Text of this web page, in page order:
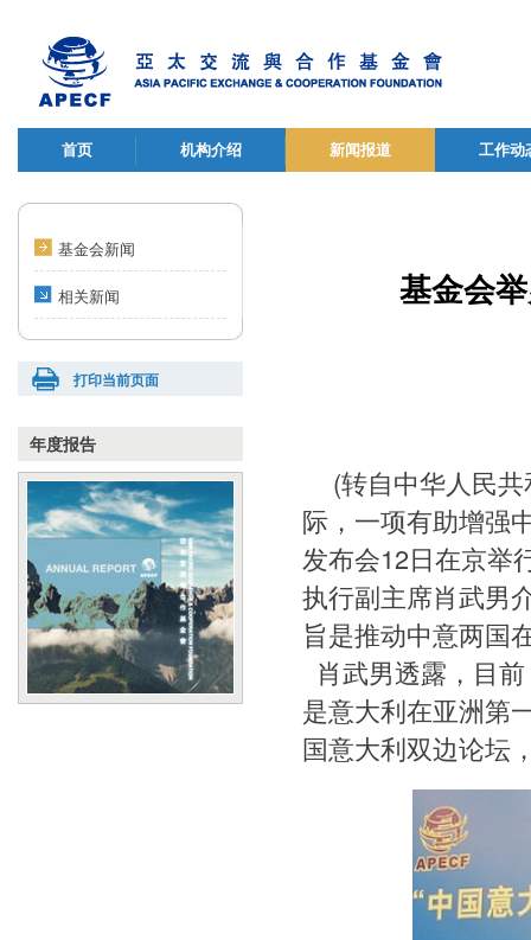
首页 机构介绍 新闻报道 工作动
基金会新闻
相关新闻
打印当前页面
年度报告
基金会
(转自中华人民
际，一项有助增强
发布会12日在京举
执行副主席肖武男
旨是推动中意两国
肖武男透露，目
是意大利在亚洲第
国意大利双边论坛